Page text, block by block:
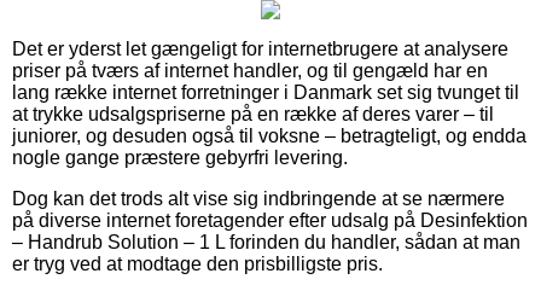
Det er yderst let gængeligt for internetbrugere at analysere
priser på tværs af internet handler, og til gengæld har en
lang række internet forretninger i Danmark set sig tvunget til
at trykke udsalgspriserne på en række af deres varer – til
juniorer, og desuden også til voksne – betragteligt, og endda
nogle gange præstere gebyrfri levering.
Dog kan det trods alt vise sig indbringende at se nærmere
på diverse internet foretagender efter udsalg på Desinfektion
– Handrub Solution – 1 L forinden du handler, sådan at man
er tryg ved at modtage den prisbilligste pris.